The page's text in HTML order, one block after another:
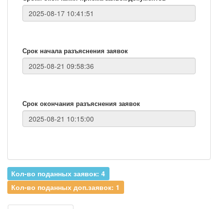
Срок начала разъяснения заявок
Срок окончания разъяснения заявок
Кол-во поданных заявок: 4
Кол-во поданных доп.заявок: 1